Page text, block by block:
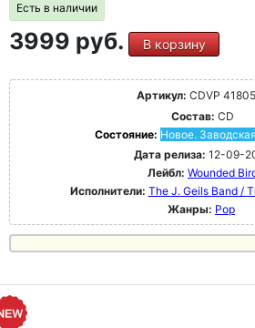
Есть в наличии
3999 руб. В корзину
Артикул: CDVP
Состав: CD
Состояние: Новое.
Дата релиза: 12-09-
Лейбл: Wounded
Исполнители: The J. Geils Band /
Жанры: Pop